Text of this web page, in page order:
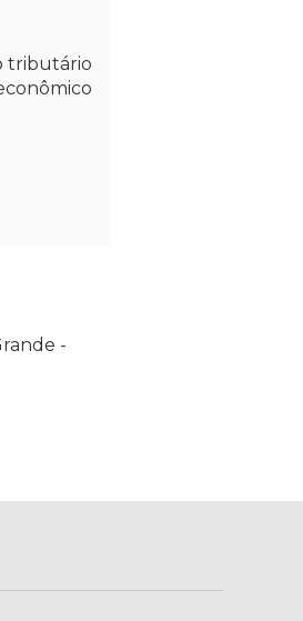
tributário
-